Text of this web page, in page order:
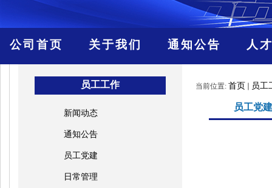
公司首页 关于我们 通知公告 人
员工工作
新闻动态
通知公告
员工党建
日常管理
当前位置: 首页 员工
员工党建